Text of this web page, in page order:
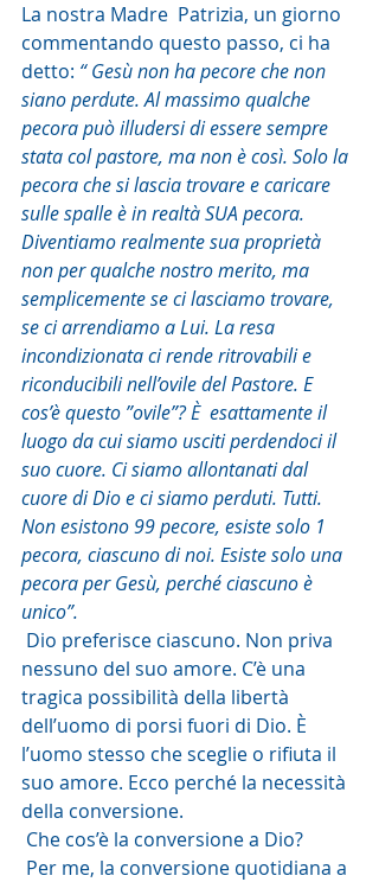
La nostra Madre  Patrizia, un giorno
commentando questo passo, ci ha
detto: “ Gesù non ha pecore che non
siano perdute. Al massimo qualche
pecora può illudersi di essere sempre
stata col pastore, ma non è così. Solo la
pecora che si lascia trovare e caricare
sulle spalle è in realtà SUA pecora.
Diventiamo realmente sua proprietà
non per qualche nostro merito, ma
semplicemente se ci lasciamo trovare,
se ci arrendiamo a Lui. La resa
incondizionata ci rende ritrovabili e
riconducibili nell’ovile del Pastore. E
cos’è questo ”ovile”? È  esattamente il
luogo da cui siamo usciti perdendoci il
suo cuore. Ci siamo allontanati dal
cuore di Dio e ci siamo perduti. Tutti.
Non esistono 99 pecore, esiste solo 1
pecora, ciascuno di noi. Esiste solo una
pecora per Gesù, perché ciascuno è
unico”.
nessuno del suo amore. C’è una
tragica possibilità della libertà
dell’uomo di porsi fuori di Dio. È
l’uomo stesso che sceglie o rifiuta il
suo amore. Ecco perché la necessità
della conversione.
Che cos’è la conversione a Dio?